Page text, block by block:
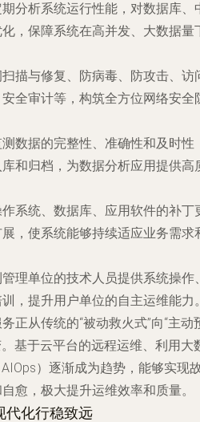
期分析系统运行性能，对数据库、
，保障系统在高并发、大数据量
扫描与修复、防病毒、防攻击、访
全审计等，构筑全方位网络安全
测数据的完整性、准确性和及时性
和归档，为数据分析应用提供高
作系统、数据库、应用软件的补丁
，使系统能够持续适应业务需求
管理单位的技术人员提供系统操作
，提升用户单位的自主运维能力
务正从传统的“被动救火式”向“主动
。基于云平台的远程运维、利用大
）逐渐成为趋势，能够实现
愈，极大提升运维效率和质量。
代化行稳致远